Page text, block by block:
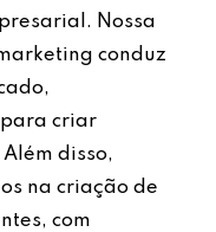
Nossa
conduz
criar
disso,
na criação de
com